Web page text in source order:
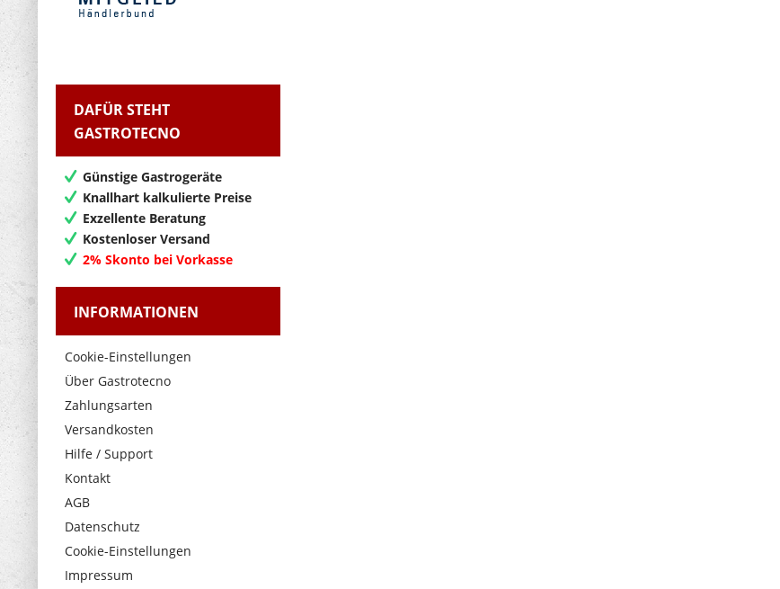
DAFÜR STEHT
GASTROTECNO
Günstige Gastrogeräte
Knallhart kalkulierte Preise
Exzellente Beratung
Kostenloser Versand
2% Skonto bei Vorkasse
INFORMATIONEN
Cookie-Einstellungen
Über Gastrotecno
Zahlungsarten
Versandkosten
Hilfe / Support
Kontakt
AGB
Datenschutz
Cookie-Einstellungen
Impressum